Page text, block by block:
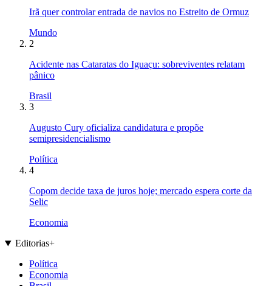
Irã quer controlar entrada de navios no Estreito de Ormuz
Mundo
2
Acidente nas Cataratas do Iguaçu: sobreviventes relatam
pânico
Brasil
3
Augusto Cury oficializa candidatura e propõe
semipresidencialismo
Política
4
Copom decide taxa de juros hoje; mercado espera corte da
Selic
Economia
Editorias+
Política
Economia